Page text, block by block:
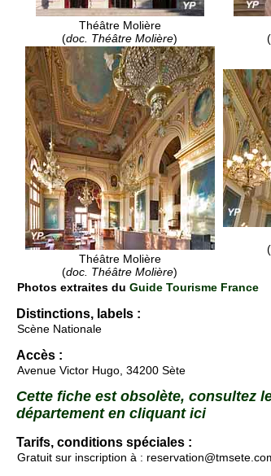
Théâtre Molière
(doc. Théâtre Molière)
(
Théâtre Molière
(doc. Théâtre Molière)
(
Photos extraites du Guide Tourisme France
Distinctions, labels :
Scène Nationale
Accès :
Avenue Victor Hugo, 34200 Sète
Cette fiche est obsolète, consultez
département en cliquant ici
Tarifs, conditions spéciales :
Gratuit sur inscription à :